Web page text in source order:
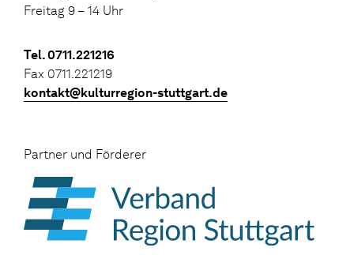
Freitag 9 – 14 Uhr
Tel. 0711.221216
Fax 0711.221219
kontakt@kulturregion-stuttgart.de
Partner und Förderer